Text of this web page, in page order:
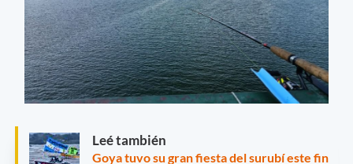
Leé también
Goya tuvo su gran fiesta del surubí este fin